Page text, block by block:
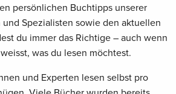
persönlichen Buchtipps unserer
Spezialisten sowie den aktuellen
du immer das Richtige – auch wenn
was du lesen möchtest.
und Experten lesen selbst pro